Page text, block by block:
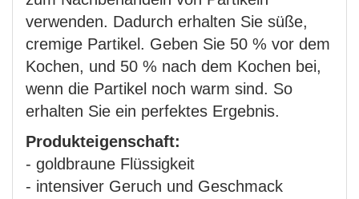
verwenden. Dadurch erhalten Sie süße,
cremige Partikel. Geben Sie 50 % vor dem
Kochen, und 50 % nach dem Kochen bei,
wenn die Partikel noch warm sind. So
erhalten Sie ein perfektes Ergebnis.
Produkteigenschaft:
- goldbraune Flüssigkeit
- intensiver Geruch und Geschmack